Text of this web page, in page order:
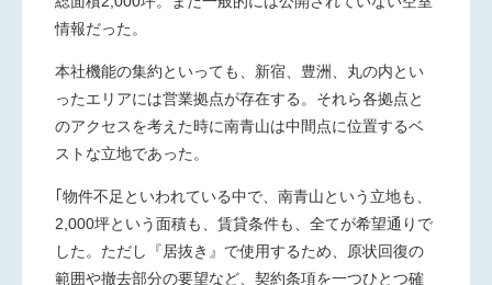
情報だった。
本社機能の集約といっても、新宿、豊洲、丸の内とい
ったエリアには営業拠点が存在する。それら各拠点と
のアクセスを考えた時に南青山は中間点に位置するベ
ストな立地であった。
｢物件不足といわれている中で、南青山という立地も、
2,000坪という面積も、賃貸条件も、全てが希望通りで
した。ただし『居抜き』で使用するため、原状回復の
範囲や撤去部分の要望など、契約条項を一つひとつ確